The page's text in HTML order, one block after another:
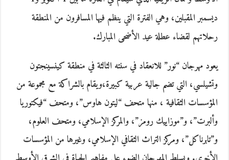
ديسمبر المقبلين، وهي الفترة التي ينظم فيها المسافرون من المنطقة
رحلاتهم لقضاء عطلة عيد الأضحى المبارك.
يعود مهرجان “نور” للانعقاد في سنته الثالثة في منطقة كينسينجتون
وتشيلسي، التي تضم جالية عربية كبيرة،ويقام بالشراكة مع مجموعة من
المؤسسات الثقافية ، منها متحف “ليتون هاوس”، ومتحف “فيكتوريا
وألبرت”، و”موزاييك رومز”، والمركز الإسلامي، ومتحف العلوم،
و”تابرناكل”، ومركز التراث الثقافي الإسلامي، وغيرها من المؤسسات